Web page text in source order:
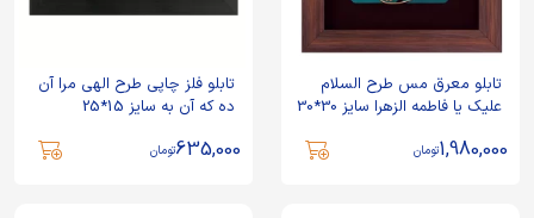
تابلو معرق مس طرح السلام
علیک یا فاطمه الزهرا سایز 30*30
1,980,000تومان
تابلو فلز چاپی طرح الهی مرا آن
ده که آن به سایز 15*25
635,000تومان